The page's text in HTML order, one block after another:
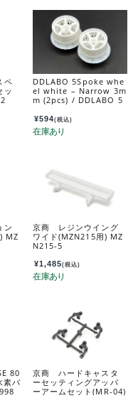
ペ
ッ
DDLABO 5Spoke whe
el white – Narrow 3m
m (2pcs) / DDLABO 5
白 ナロー3ｍｍ (2pcs)
DDL-WR001W-N3
¥594(税込)
ン
MZ
京商 レジンウイング
ワイド(MZN215用) MZ
N215-5
¥1,485(税込)
80
素バ
京商 ハードキャスタ
ーセッティングアッパ
ーアームセット(MR-04)